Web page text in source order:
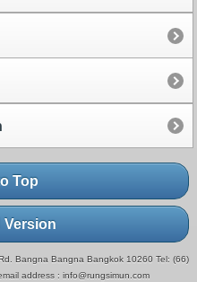
Top
Version
Bangna Bangna Bangkok 10260 Tel: (66)
address : info@rungsimun.com